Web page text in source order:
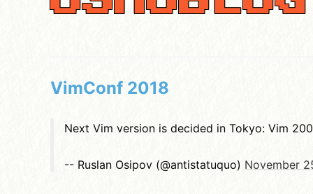
VimConf 2018
Next Vim version is decided in Tokyo: Vim
-- Ruslan Osipov (@antistatuquo) November